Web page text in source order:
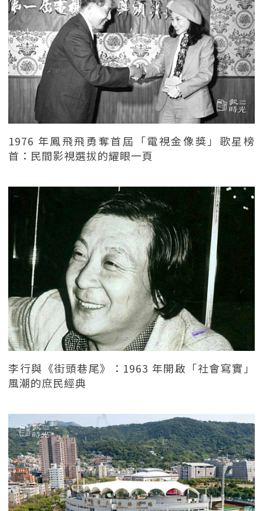
1976 年鳳飛飛勇奪首屆「電視金像獎」歌星榜
首：民間影視選拔的耀眼一頁
李行與《街頭巷尾》：1963 年開啟「社會寫實」
風潮的庶民經典